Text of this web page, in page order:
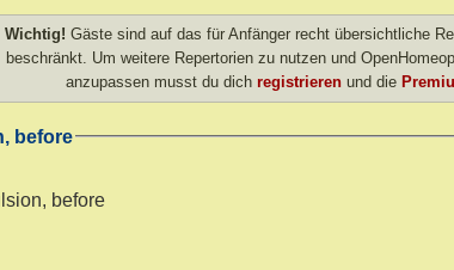
Wichtig! Gäste sind auf das für Anfänger recht übersichtliche
beschränkt. Um weitere Repertorien zu nutzen und
anzupassen musst du dich registrieren und die
before
before